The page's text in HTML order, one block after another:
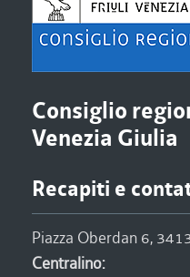
Consiglio
Venezia Giulia
Recapiti e
Piazza Oberdan 6,
Centralino: